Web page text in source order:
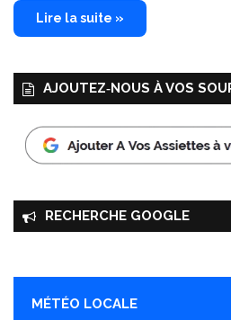
Lire la suite »
AJOUTEZ‑NOUS À VOS
RECHERCHE GOOGLE
MÉTÉO LOCALE